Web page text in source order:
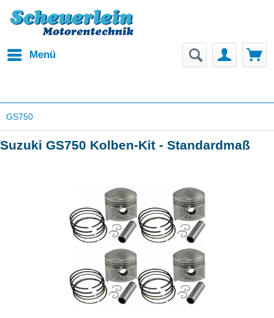
Menü
GS750
Suzuki GS750 Kolben-Kit - Standardmaß